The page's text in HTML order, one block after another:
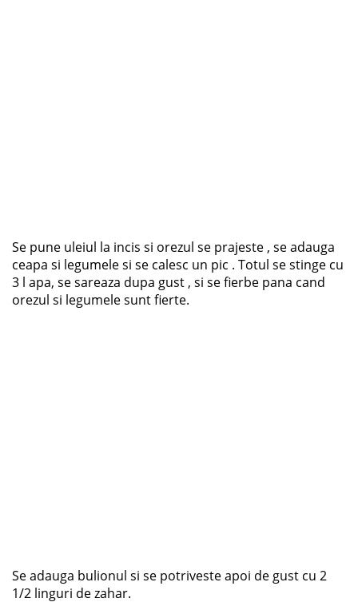
Se pune uleiul la incis si orezul se prajeste , se adauga
ceapa si legumele si se calesc un pic . Totul se stinge cu
3 l apa, se sareaza dupa gust , si se fierbe pana cand
orezul si legumele sunt fierte.
Se adauga bulionul si se potriveste apoi de gust cu 2
1/2 linguri de zahar.